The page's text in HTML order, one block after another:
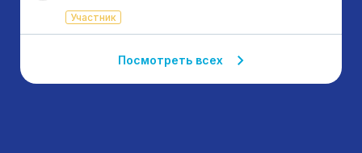
Участник
Посмотреть всех